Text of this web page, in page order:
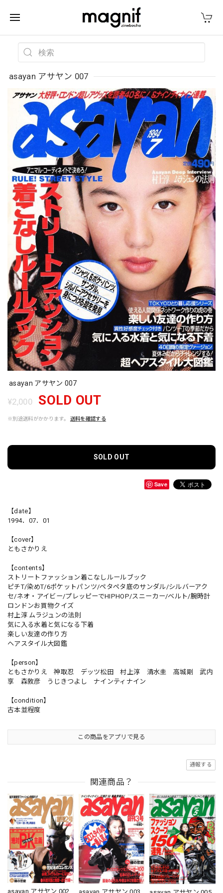
asayan アサヤン 007
asayan アサヤン 007
¥2,000 SOLD OUT
※別途送料がかかります。 送料を確認する
SOLD OUT
Save
【date】
1994．07．01
【cover】
ともさかりえ
【contents】
ストリートファッション着こなしルールブック
ピチT/染めT/6ポケットパンツ/ペタペタ底のサンダル/シルバーアク
セ/ネオ・アイビー/プレッピーでHIPHOP/スニーカー/ベルト/腕時計
ロンドンお買物クイズ
村上淳 ムラジュンの法則
気に入る水着と気になる下着
楽しい友達の作り方
ヘアスタイル大図鑑
【person】
ともさかりえ 神取忍 デッツ松田 村上淳 清水圭 高城剛 武内
享 森敦彦 うじきつよし ナインティナイン
【condition】
古本並程度
この商品をアプリで見る
通報する
関連商品？
asayan アサヤン 002